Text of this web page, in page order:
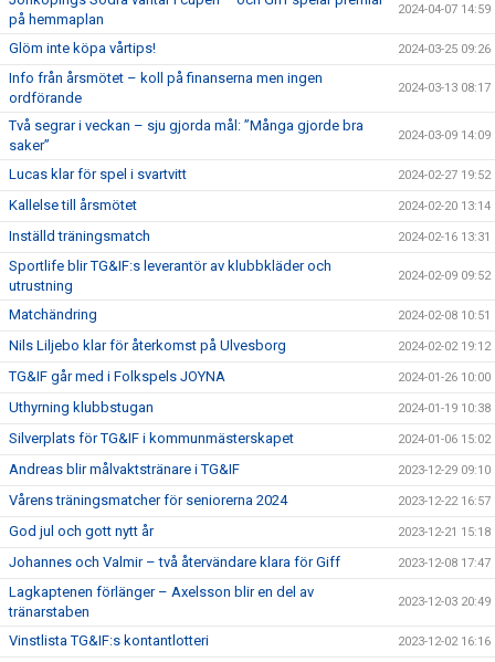
på hemmaplan
2024-04-07 14:59
Glöm inte köpa vårtips! 2024-03-25 09:26
Info från årsmötet – koll på finanserna men ingen
ordförande
2024-03-13 08:17
Två segrar i veckan – sju gjorda mål: ”Många gjorde bra
saker”
2024-03-09 14:09
Lucas klar för spel i svartvitt 2024-02-27 19:52
Kallelse till årsmötet 2024-02-20 13:14
Inställd träningsmatch 2024-02-16 13:31
Sportlife blir TG&IF:s leverantör av klubbkläder och
utrustning
2024-02-09 09:52
Matchändring 2024-02-08 10:51
Nils Liljebo klar för återkomst på Ulvesborg 2024-02-02 19:12
TG&IF går med i Folkspels JOYNA 2024-01-26 10:00
Uthyrning klubbstugan 2024-01-19 10:38
Silverplats för TG&IF i kommunmästerskapet 2024-01-06 15:02
Andreas blir målvaktstränare i TG&IF 2023-12-29 09:10
Vårens träningsmatcher för seniorerna 2024 2023-12-22 16:57
God jul och gott nytt år 2023-12-21 15:18
Johannes och Valmir – två återvändare klara för Giff 2023-12-08 17:47
Lagkaptenen förlänger – Axelsson blir en del av
tränarstaben
2023-12-03 20:49
Vinstlista TG&IF:s kontantlotteri 2023-12-02 16:16